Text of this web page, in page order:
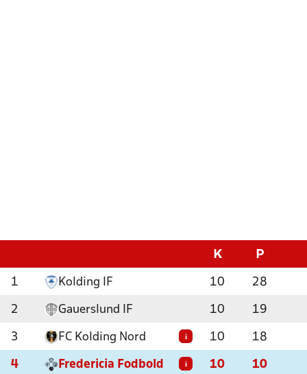
K P
1 Kolding IF 10 28
2 Gauerslund IF 10 19
3 FC Kolding Nord i 10 18
4 Fredericia Fodbold i 10 10